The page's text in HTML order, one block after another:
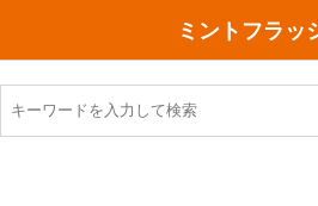
ミントフラッ
TOEIC感想・結果
今日買った本
ご朱印帳めぐり
ファスティング
食べ物